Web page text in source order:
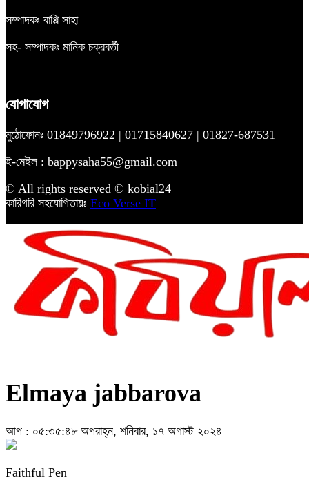
সম্পাদকঃ বাপ্পি সাহা
সহ- সম্পাদকঃ মানিক চক্রবর্তী
যোগাযোগ
মুঠোফোনঃ 01849796922 | 01715840627 | 01827-687531
ই-মেইল : bappysaha55@gmail.com
© All rights reserved © kobial24
কারিগরি সহযোগিতায়ঃ Eco Verse IT
Elmaya jabbarova
আপ : ০৫:৩৫:৪৮ অপরাহ্ন, শনিবার, ১৭ অগাস্ট ২০২৪
Faithful Pen